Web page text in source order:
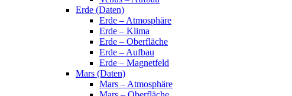
Erde (Daten)
Erde – Atmosphäre
Erde – Klima
Erde – Oberfläche
Erde – Aufbau
Erde – Magnetfeld
Mars (Daten)
Mars – Atmosphäre